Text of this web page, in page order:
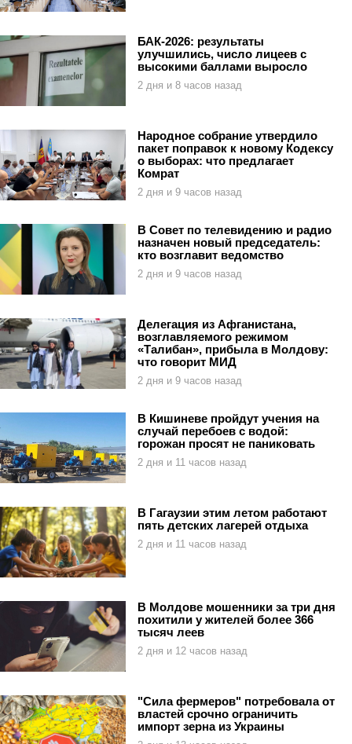
БАК-2026: результаты
улучшились, число лицеев с
высокими баллами выросло
2 дня и 8 часов назад
Народное собрание утвердило
пакет поправок к новому Кодексу
о выборах: что предлагает
Комрат
2 дня и 9 часов назад
В Совет по телевидению и радио
назначен новый председатель:
кто возглавит ведомство
2 дня и 9 часов назад
Делегация из Афганистана,
возглавляемого режимом
«Талибан», прибыла в Молдову:
что говорит МИД
2 дня и 9 часов назад
В Кишиневе пройдут учения на
случай перебоев с водой:
горожан просят не паниковать
2 дня и 11 часов назад
В Гагаузии этим летом работают
пять детских лагерей отдыха
2 дня и 11 часов назад
В Молдове мошенники за три дня
похитили у жителей более 366
тысяч леев
2 дня и 12 часов назад
"Сила фермеров" потребовала от
властей срочно ограничить
импорт зерна из Украины